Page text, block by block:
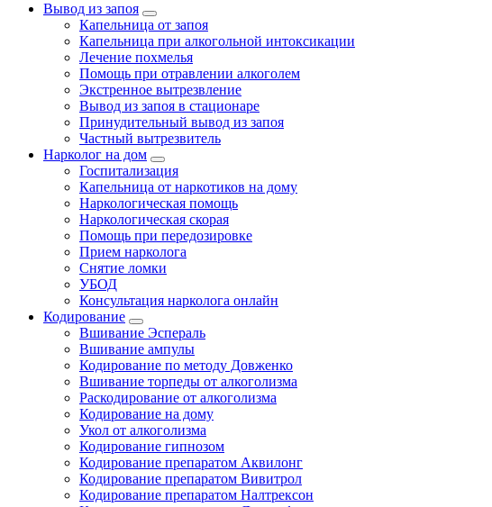
Вывод из запоя
Капельница от запоя
Капельница при алкогольной интоксикации
Лечение похмелья
Помощь при отравлении алкоголем
Экстренное вытрезвление
Вывод из запоя в стационаре
Принудительный вывод из запоя
Частный вытрезвитель
Нарколог на дом
Госпитализация
Капельница от наркотиков на дому
Наркологическая помощь
Наркологическая скорая
Помощь при передозировке
Прием нарколога
Снятие ломки
УБОД
Консультация нарколога онлайн
Кодирование
Вшивание Эспераль
Вшивание ампулы
Кодирование по методу Довженко
Вшивание торпеды от алкоголизма
Раскодирование от алкоголизма
Кодирование на дому
Укол от алкоголизма
Кодирование гипнозом
Кодирование препаратом Аквилонг
Кодирование препаратом Вивитрол
Кодирование препаратом Налтрексон